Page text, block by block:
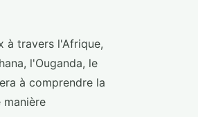
à travers l'Afrique,
l'Ouganda, le
à comprendre la